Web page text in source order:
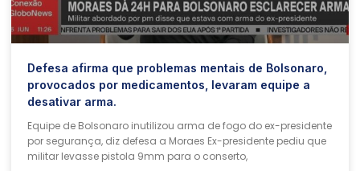
Defesa afirma que problemas mentais de Bolsonaro,
provocados por medicamentos, levaram equipe a
desativar arma.
Equipe de Bolsonaro inutilizou arma de fogo do ex-presidente
por segurança, diz defesa a Moraes Ex-presidente pediu que
militar levasse pistola 9mm para o conserto,